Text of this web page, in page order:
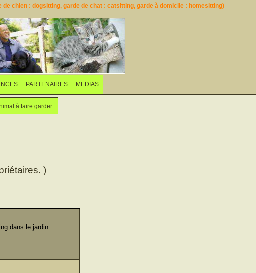
chien : dogsitting, garde de chat : catsitting, garde à domicile : homesitting)
PARTENAIRES MEDIAS
à faire garder
)
dans le jardin.